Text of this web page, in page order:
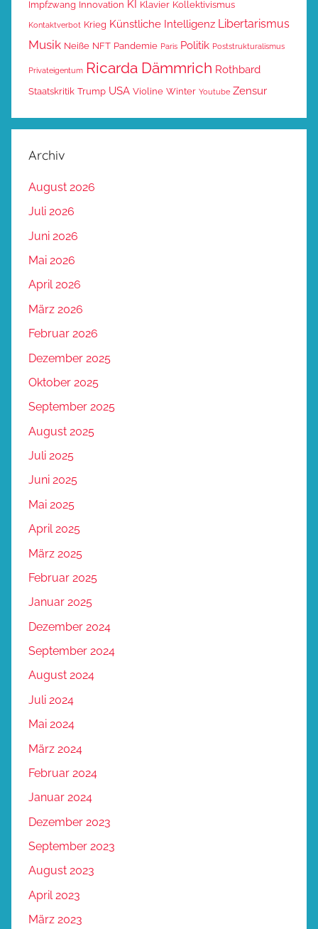
Impfzwang Innovation KI Klavier Kollektivismus
Kontaktverbot Krieg Künstliche Intelligenz Libertarismus
Musik Neiße NFT Pandemie Paris Politik Poststrukturalismus
Privateigentum Ricarda Dämmrich Rothbard
Staatskritik Trump USA Violine Winter Youtube Zensur
Archiv
August 2026
Juli 2026
Juni 2026
Mai 2026
April 2026
März 2026
Februar 2026
Dezember 2025
Oktober 2025
September 2025
August 2025
Juli 2025
Juni 2025
Mai 2025
April 2025
März 2025
Februar 2025
Januar 2025
Dezember 2024
September 2024
August 2024
Juli 2024
Mai 2024
März 2024
Februar 2024
Januar 2024
Dezember 2023
September 2023
August 2023
April 2023
März 2023